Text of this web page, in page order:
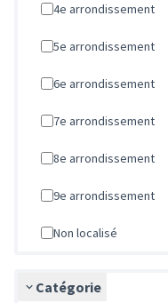
4e arrondissement
5e arrondissement
6e arrondissement
7e arrondissement
8e arrondissement
9e arrondissement
Non localisé
Catégorie